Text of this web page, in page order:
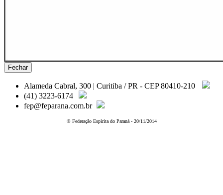
Fechar
Alameda Cabral, 300 | Curitiba / PR - CEP 80410-210
(41) 3223-6174
fep@feparana.com.br
© Federação Espírita do Paraná - 20/11/2014